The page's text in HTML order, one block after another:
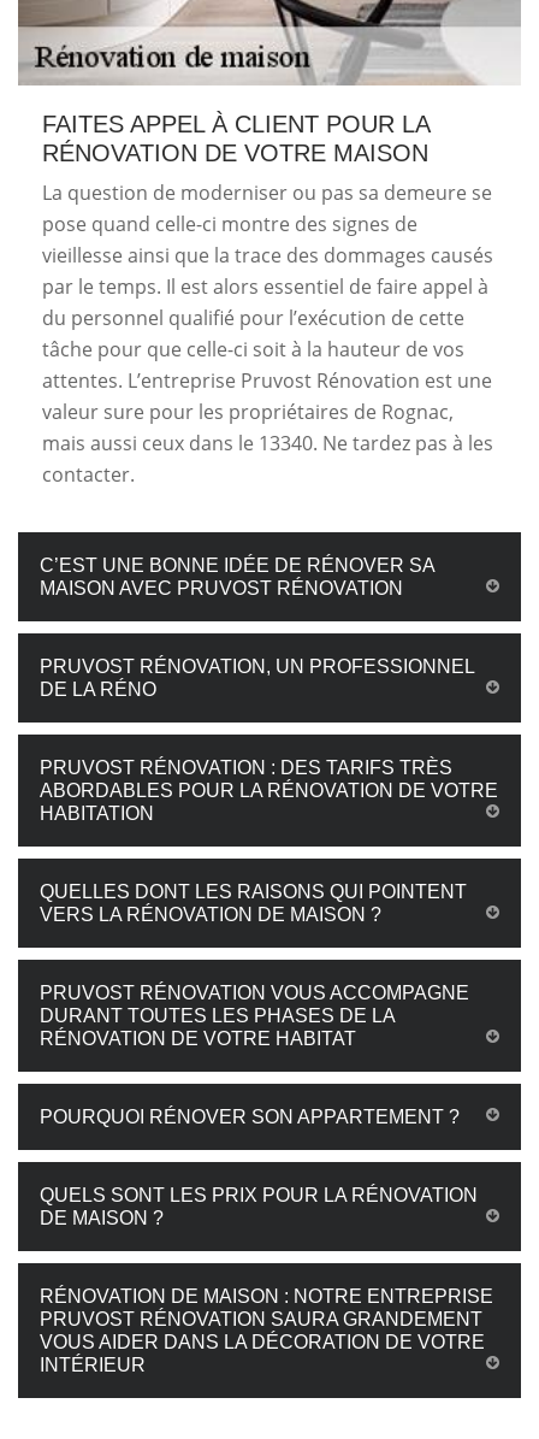
FAITES APPEL À CLIENT POUR LA
RÉNOVATION DE VOTRE MAISON
La question de moderniser ou pas sa demeure se
pose quand celle-ci montre des signes de
vieillesse ainsi que la trace des dommages causés
par le temps. Il est alors essentiel de faire appel à
du personnel qualifié pour l’exécution de cette
tâche pour que celle-ci soit à la hauteur de vos
attentes. L’entreprise Pruvost Rénovation est une
valeur sure pour les propriétaires de Rognac,
mais aussi ceux dans le 13340. Ne tardez pas à les
contacter.
C’EST UNE BONNE IDÉE DE RÉNOVER SA
MAISON AVEC PRUVOST RÉNOVATION
PRUVOST RÉNOVATION, UN PROFESSIONNEL
DE LA RÉNO
PRUVOST RÉNOVATION : DES TARIFS TRÈS
ABORDABLES POUR LA RÉNOVATION DE VOTRE
HABITATION
QUELLES DONT LES RAISONS QUI POINTENT
VERS LA RÉNOVATION DE MAISON ?
PRUVOST RÉNOVATION VOUS ACCOMPAGNE
DURANT TOUTES LES PHASES DE LA
RÉNOVATION DE VOTRE HABITAT
POURQUOI RÉNOVER SON APPARTEMENT ?
QUELS SONT LES PRIX POUR LA RÉNOVATION
DE MAISON ?
RÉNOVATION DE MAISON : NOTRE ENTREPRISE
PRUVOST RÉNOVATION SAURA GRANDEMENT
VOUS AIDER DANS LA DÉCORATION DE VOTRE
INTÉRIEUR